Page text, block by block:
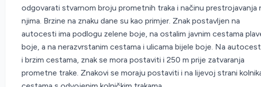
odgovarati stvarnom broju prometnih traka i načinu prestrojavanja
njima. Brzine na znaku dane su kao primjer. Znak postavljen na
autocesti ima podlogu zelene boje, na ostalim javnim cestama
boje, a na nerazvrstanim cestama i ulicama bijele boje. Na
i brzim cestama, znak se mora postaviti i 250 m prije zatvaranja
prometne trake. Znakovi se moraju postaviti i na lijevoj strani